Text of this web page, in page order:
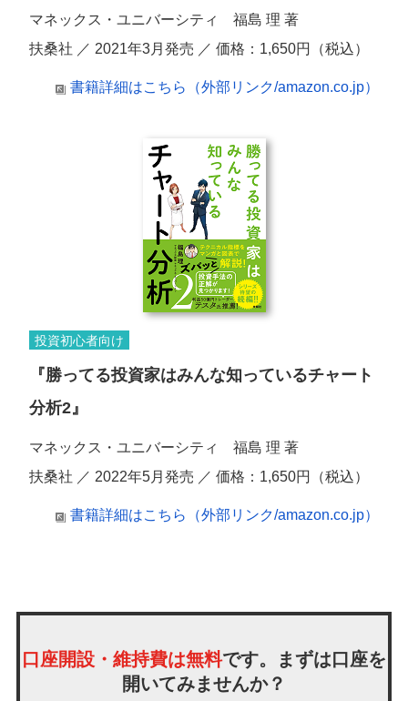
マネックス・ユニバーシティ 福島 理 著
扶桑社 ／ 2021年3月発売 ／ 価格：1,650円（税込）
書籍詳細はこちら（外部リンク/amazon.co.jp）
投資初心者向け
『勝ってる投資家はみんな知っているチャート
分析2』
マネックス・ユニバーシティ 福島 理 著
扶桑社 ／ 2022年5月発売 ／ 価格：1,650円（税込）
書籍詳細はこちら（外部リンク/amazon.co.jp）
口座開設・維持費は無料です。まずは口座を
開いてみませんか？